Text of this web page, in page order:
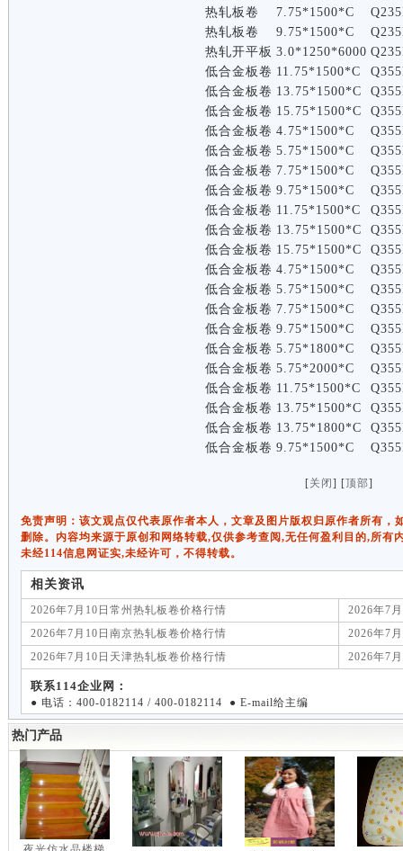
热轧板卷
7.75*1500*C
热轧板卷
9.75*1500*C
热轧开平板 3.0*1250*6000
低合金板卷 11.75*1500*C
低合金板卷 13.75*1500*C
低合金板卷 15.75*1500*C
低合金板卷 4.75*1500*C
低合金板卷 5.75*1500*C
低合金板卷 7.75*1500*C
低合金板卷 9.75*1500*C
低合金板卷 11.75*1500*C
低合金板卷 13.75*1500*C
低合金板卷 15.75*1500*C
低合金板卷 4.75*1500*C
低合金板卷 5.75*1500*C
低合金板卷 7.75*1500*C
低合金板卷 9.75*1500*C
低合金板卷 5.75*1800*C
低合金板卷 5.75*2000*C
低合金板卷 11.75*1500*C
低合金板卷 13.75*1500*C
低合金板卷 13.75*1800*C
低合金板卷 9.75*1500*C
[关闭 ] [顶部]
免责声明：该文观点仅代表原作者本人，文章及图片版权归原作者所有，
删除。内容均来源于原创和网络转载,仅供参考查阅,无任何盈利目的,所有
未经114信息网证实,未经许可，不得转载。
相关资讯
2026年7月10日常州热轧板卷价格行情
2026年7
2026年7月10日南京热轧板卷价格行情
2026年7
2026年7月10日天津热轧板卷价格行情
2026年7
联系114企业网：
● 电话：400-0182114 / 400-0182114 ● E-mail给主编
热门产品